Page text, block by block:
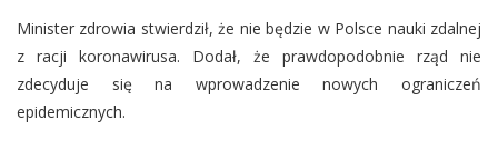
Minister zdrowia stwierdził, że nie będzie w Polsce nauki zdalnej
z racji koronawirusa. Dodał, że prawdopodobnie rząd nie
zdecyduje się na wprowadzenie nowych ograniczeń
epidemicznych.